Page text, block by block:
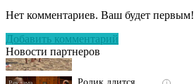
Нет комментариев. Ваш будет первым!
Добавить комментарий
Новости партнеров
люди вытворяют, когда
их не видят...
несколько секунд, а